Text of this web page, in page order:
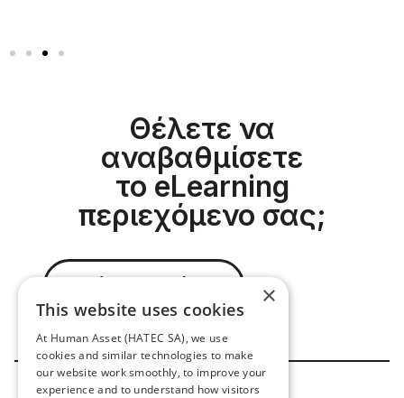
Θέλετε να
αναβαθμίσετε
το eLearning
περιεχόμενο σας;
Μιλήστε μαζί μας ×
This website uses cookies
At Human Asset (HATEC SA), we use
cookies and similar technologies to make
our website work smoothly, to improve your
experience and to understand how visitors